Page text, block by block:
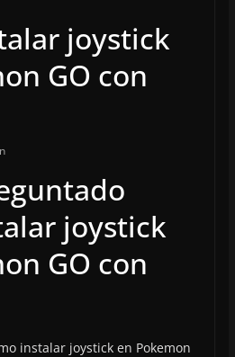
joystick
GO con
joystick
GO con
instalar joystick en Pokemon